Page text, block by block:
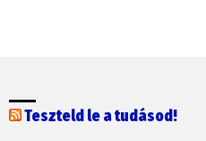
Teszteld le a tudásod!